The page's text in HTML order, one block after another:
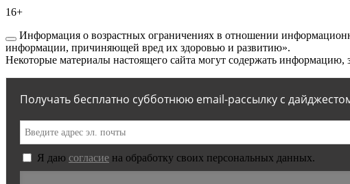
16+
Информация о возрастных ограничениях в отношении
информации, причиняющей вред их здоровью и развитию».
Некоторые материалы настоящего сайта могут содержать информацию,
Получать бесплатно субботнюю email-рассылку с
Я даю согласие на обработку своих персональных данных.